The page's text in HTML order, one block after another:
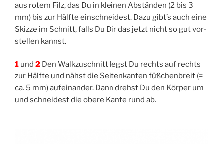
aus rotem Filz, das Du in klei­nen Abstän­den (2 bis 3
mm) bis zur Hälf­te ein­schnei­dest. Dazu gibt’s auch eine
Skiz­ze im Schnitt, falls Du Dir das jetzt nicht so gut vor­
stel­len kannst.
1 und 2 Den Walk­zu­schnitt legst Du rechts auf rechts
zur Hälf­te und nähst die Sei­ten­kan­ten füß­chen­breit (=
ca. 5 mm) auf­ein­an­der. Dann drehst Du den Kör­per um
und schnei­dest die obe­re Kan­te rund ab.